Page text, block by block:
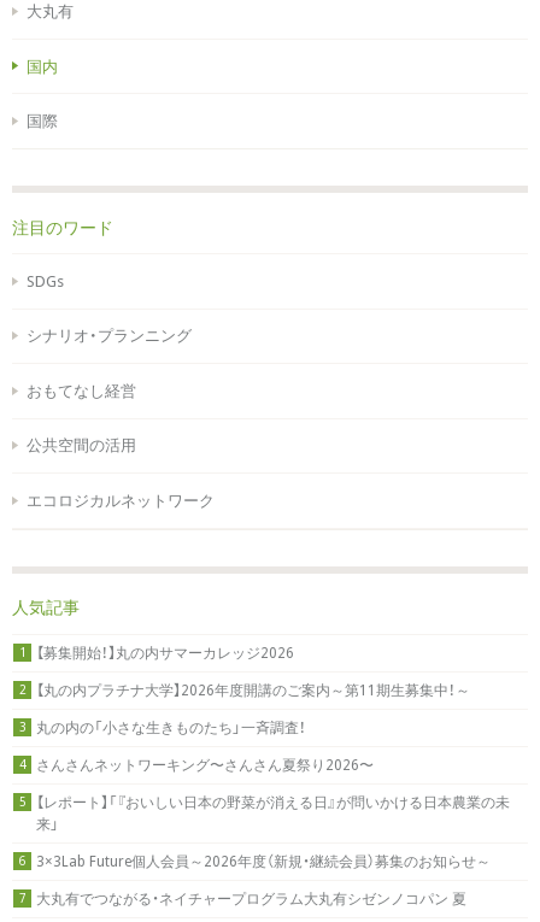
大丸有
国内
国際
注目のワード
SDGs
シナリオ・プランニング
おもてなし経営
公共空間の活用
エコロジカルネットワーク
人気記事
1 【募集開始！】丸の内サマーカレッジ2026
2 【丸の内プラチナ大学】2026年度開講のご案内～第11期生募集中！～
3 丸の内の「小さな生きものたち」一斉調査！
4 さんさんネットワーキング〜さんさん夏祭り2026〜
5
【レポート】「『おいしい日本の野菜が消える日』が問いかける日本農業の未
来」
6 3×3Lab Future個人会員～2026年度（新規・継続会員）募集のお知らせ～
7 大丸有でつながる・ネイチャープログラム大丸有シゼンノコパン 夏